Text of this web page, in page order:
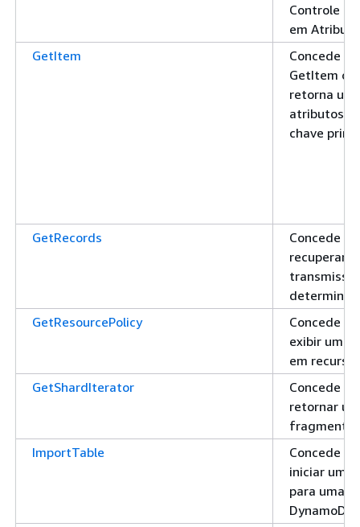
Controle
em
GetItem
Concede
GetItem
retorna um
atributos
chave
GetRecords
Concede
recuperar
GetResourcePolicy
Concede
exibir uma
em
GetShardIterator
Concede
retornar
fragmento
ImportTable
Concede
iniciar uma
para uma
DynamoDB